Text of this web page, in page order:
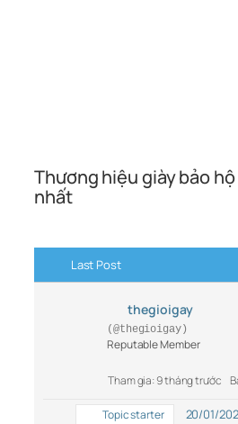
Thương hiệu giày bảo
nhất
Last Post
thegioigay
(@thegioigay)
Reputable Member
Tham gia: 9 tháng trước
Topic starter 20/01/